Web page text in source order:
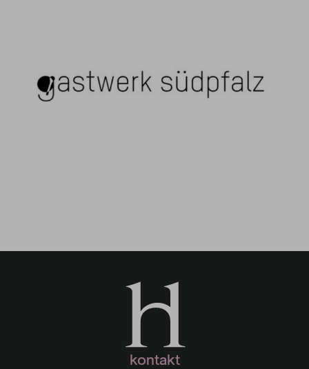
kontakt